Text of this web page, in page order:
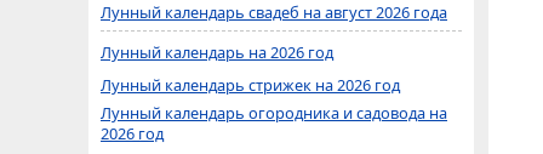
Лунный календарь свадеб на август 2026 года
Лунный календарь на 2026 год
Лунный календарь стрижек на 2026 год
Лунный календарь огородника и садовода на
2026 год